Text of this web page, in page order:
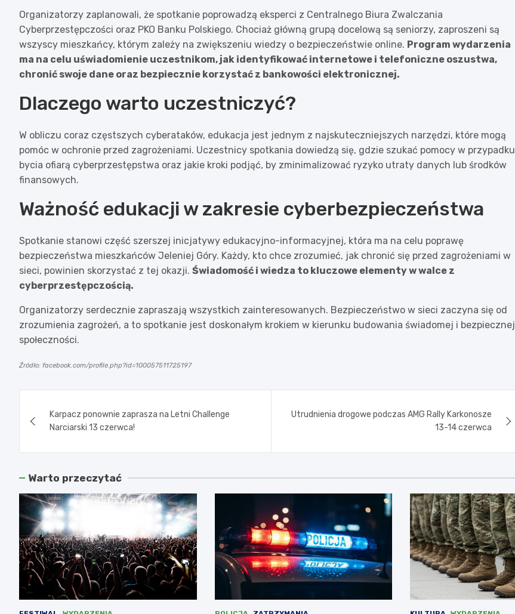
Organizatorzy zaplanowali, że spotkanie poprowadzą eksperci z Centralnego Biura Zwalczania
Cyberprzestępczości oraz PKO Banku Polskiego. Chociaż główną grupą docelową są seniorzy, zaproszeni są
wszyscy mieszkańcy, którym zależy na zwiększeniu wiedzy o bezpieczeństwie online. Program wydarzenia
ma na celu uświadomienie uczestnikom, jak identyfikować internetowe i telefoniczne oszustwa,
chronić swoje dane oraz bezpiecznie korzystać z bankowości elektronicznej.
Dlaczego warto uczestniczyć?
W obliczu coraz częstszych cyberataków, edukacja jest jednym z najskuteczniejszych narzędzi, które mogą
pomóc w ochronie przed zagrożeniami. Uczestnicy spotkania dowiedzą się, gdzie szukać pomocy w przypadku
bycia ofiarą cyberprzestępstwa oraz jakie kroki podjąć, by zminimalizować ryzyko utraty danych lub środków
finansowych.
Ważność edukacji w zakresie cyberbezpieczeństwa
Spotkanie stanowi część szerszej inicjatywy edukacyjno-informacyjnej, która ma na celu poprawę
bezpieczeństwa mieszkańców Jeleniej Góry. Każdy, kto chce zrozumieć, jak chronić się przed zagrożeniami w
sieci, powinien skorzystać z tej okazji. Świadomość i wiedza to kluczowe elementy w walce z
cyberprzestępczością.
Organizatorzy serdecznie zapraszają wszystkich zainteresowanych. Bezpieczeństwo w sieci zaczyna się od
zrozumienia zagrożeń, a to spotkanie jest doskonałym krokiem w kierunku budowania świadomej i bezpiecznej
społeczności.
Źródło: facebook.com/profile.php?id=100057511725197
wpisuKarpacz ponownie zaprasza na Letni Challenge
Narciarski 13 czerwca!
Utrudnienia drogowe podczas AMG Rally Karkonosze
13-14 czerwca
Warto przeczytać